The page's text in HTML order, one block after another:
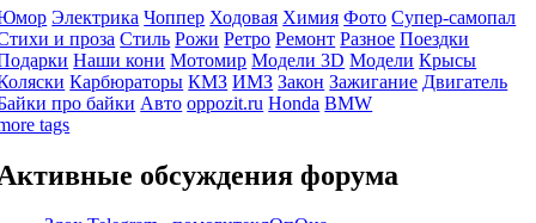
Электрика Чоппер Ходовая Химия Фото Супер-самопал
и проза Стиль Рожи Ретро Ремонт Разное Поездки
Наши кони Мотомир Модели 3D Модели Крысы
Карбюраторы КМЗ ИМЗ Закон Зажигание Двигатель
про байки Авто oppozit.ru Honda BMW
tags
обсуждения форума